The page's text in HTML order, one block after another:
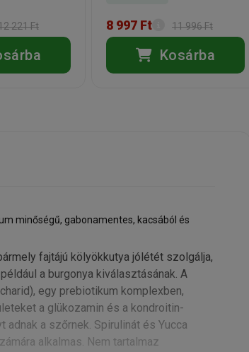
221 Ft 8 997 Ft 11 996 Ft
Kosárba
minőségű, gabonamentes, kacsából és
fajtájú kölyökkutya jólétét szolgálja,
a burgonya kiválasztásának. A
egy prebiotikum komplexben,
a glükozamin és a kondroitin-
a szőrnek. Spirulinát és Yucca
alkalmas. Nem tartalmaz